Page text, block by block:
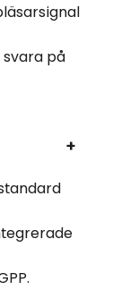
på
+